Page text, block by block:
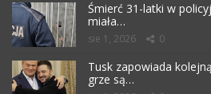
Śmierć 31-latki w
miała…
sie 1, 2026 0
Tusk zapowiada
grze są…